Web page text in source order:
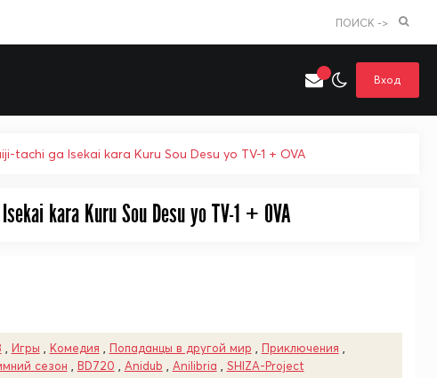
Искать только в категории
ПОИСК ->
Вход
ga Isekai kara Kuru Sou Desu yo TV-1 + OVA
kara Kuru Sou Desu yo TV-1 + OVA
Игры Комедия Попаданцы в другой мир Приключения
сезон BD720 Anidub Anilibria SHIZA-Project